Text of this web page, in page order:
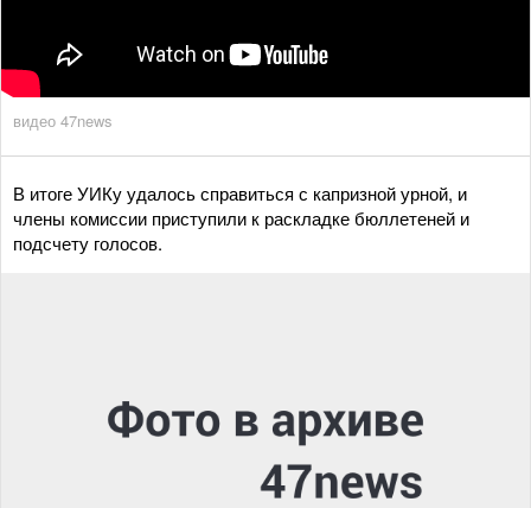
видео 47news
В итоге УИКу удалось справиться с капризной урной, и
члены комиссии приступили к раскладке бюллетеней и
подсчету голосов.